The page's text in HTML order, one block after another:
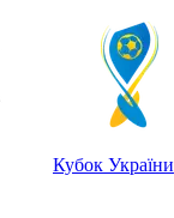
Кубок України